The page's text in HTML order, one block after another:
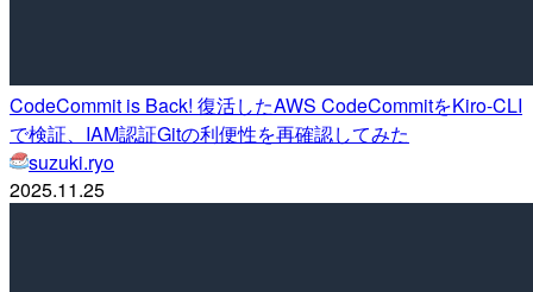
CodeCommit is Back! 復活したAWS CodeCommitをKiro-CLI
で検証、IAM認証Gitの利便性を再確認してみた
suzuki.ryo
2025.11.25